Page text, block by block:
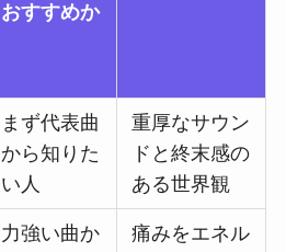
おすすめか
まず代表曲
から知りた
い人
重厚なサウン
ドと終末感の
ある世界観
力強い曲か
痛みをエネル